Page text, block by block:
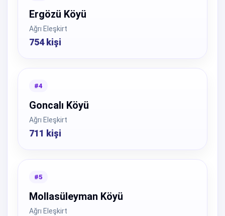
Ergözü Köyü
Ağrı Eleşkirt
754 kişi
#4
Goncalı Köyü
Ağrı Eleşkirt
711 kişi
#5
Mollasüleyman Köyü
Ağrı Eleşkirt